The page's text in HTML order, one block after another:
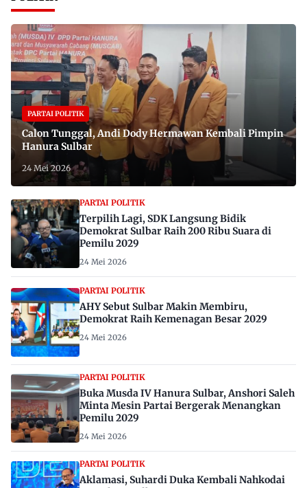
PARTAI POLITIK
Calon Tunggal, Andi Dody Hermawan Kembali Pimpin
Hanura Sulbar
24 Mei 2026
PARTAI POLITIK
Terpilih Lagi, SDK Langsung Bidik
Demokrat Sulbar Raih 200 Ribu Suara di
Pemilu 2029
24 Mei 2026
PARTAI POLITIK
AHY Sebut Sulbar Makin Membiru,
Demokrat Raih Kemenagan Besar 2029
24 Mei 2026
PARTAI POLITIK
Buka Musda IV Hanura Sulbar, Anshori Saleh
Minta Mesin Partai Bergerak Menangkan
Pemilu 2029
24 Mei 2026
PARTAI POLITIK
Aklamasi, Suhardi Duka Kembali Nahkodai